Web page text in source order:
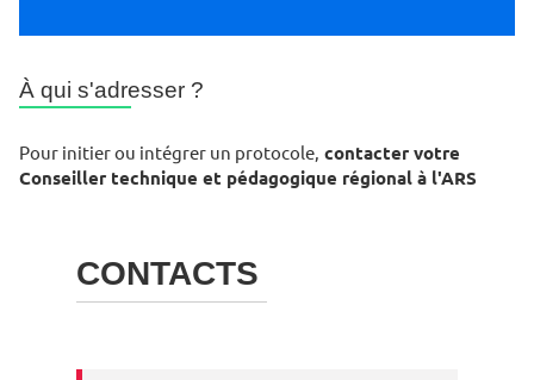
À qui s'adresser ?
Pour initier ou intégrer un protocole, contacter votre
Conseiller technique et pédagogique régional à l'ARS
CONTACTS